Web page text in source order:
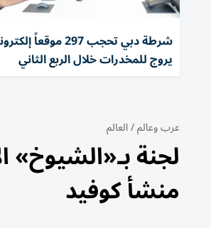
شرطة دبي تحجب 297 موقعاً
يروج للمخدرات خلال الربع الثاني
عرب وعالم/العالم
لجنة
منشأ كوفيد